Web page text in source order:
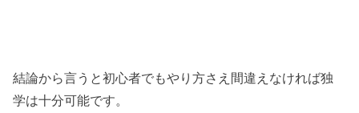
結論から言うと初心者でもやり方さえ間違えなければ独
学は十分可能です。